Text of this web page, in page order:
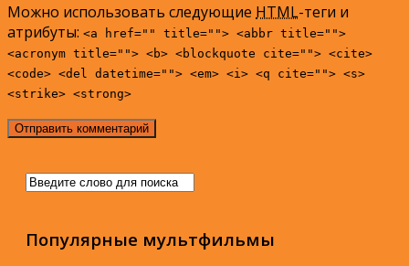
Можно использовать следующие HTML-теги и
атрибуты: <a href="" title=""> <abbr title="">
<acronym title=""> <b> <blockquote cite=""> <cite>
<code> <del datetime=""> <em> <i> <q cite=""> <s>
<strike> <strong>
Популярные мультфильмы